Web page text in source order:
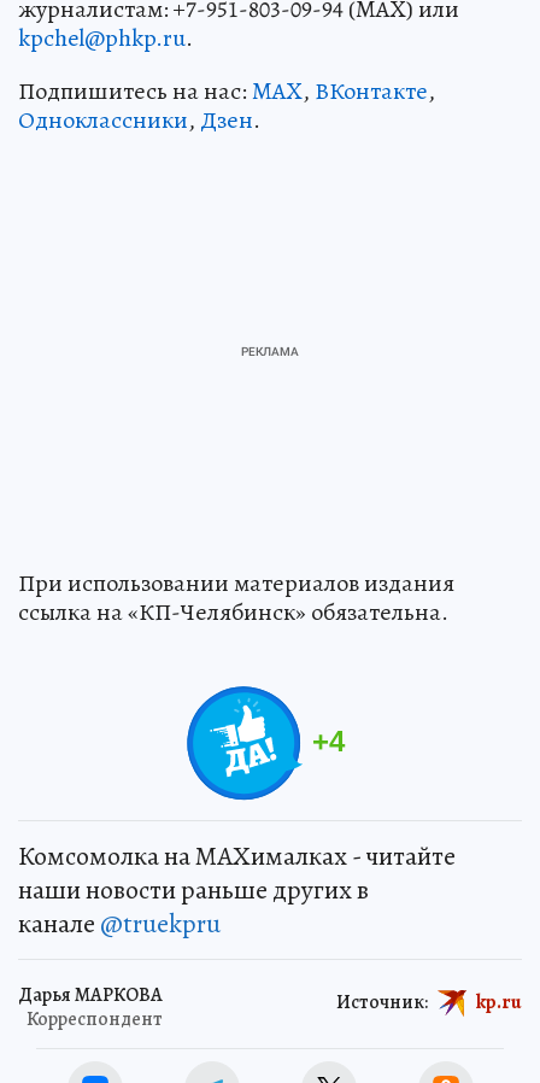
журналистам: +7-951-803-09-94 (MAX) или
kpchel@phkp.ru.
Подпишитесь на нас:MAX, ВКонтакте,
Одноклассники, Дзен.
При использовании материалов издания
ссылка на «КП-Челябинск» обязательна.
+4
Комсомолка на MAXималках - читайте
наши новости раньше других в
канале @truekpru
Дарья МАРКОВА
Корреспондент
Источник: kp.ru